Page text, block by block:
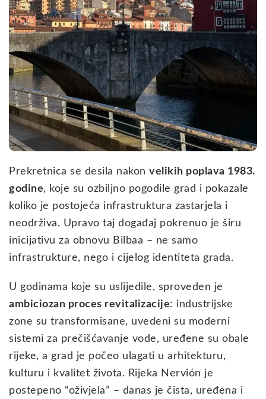
Prekretnica se desila nakon velikih poplava 1983.
godine, koje su ozbiljno pogodile grad i pokazale
koliko je postojeća infrastruktura zastarjela i
neodrživa. Upravo taj događaj pokrenuo je širu
inicijativu za obnovu Bilbaa – ne samo
infrastrukture, nego i cijelog identiteta grada.
U godinama koje su uslijedile, sproveden je
ambiciozan proces revitalizacije: industrijske
zone su transformisane, uvedeni su moderni
sistemi za prečišćavanje vode, uređene su obale
rijeke, a grad je počeo ulagati u arhitekturu,
kulturu i kvalitet života. Rijeka Nervión je
postepeno “oživjela” – danas je čista, uređena i